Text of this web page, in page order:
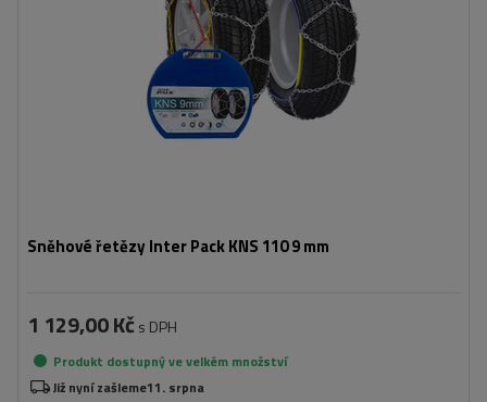
Sněhové řetězy Inter Pack KNS 110 9 mm
1 129,00 Kč s DPH
Produkt dostupný ve velkém množství
Již nyní zašleme11. srpna